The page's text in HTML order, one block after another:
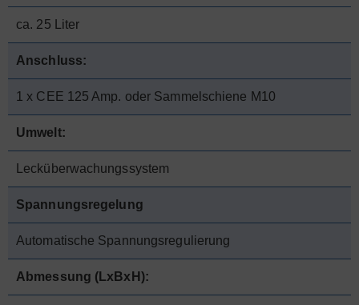
ca. 25 Liter
Anschluss:
1 x CEE 125 Amp. oder Sammelschiene M10
Umwelt:
Lecküberwachungssystem
Spannungsregelung
Automatische Spannungsregulierung
Abmessung (LxBxH):